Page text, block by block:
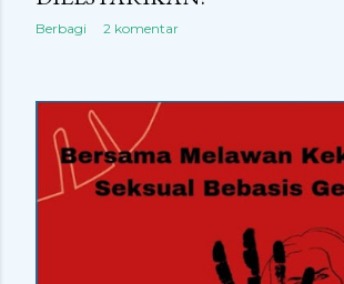
Berbagi 2 komentar